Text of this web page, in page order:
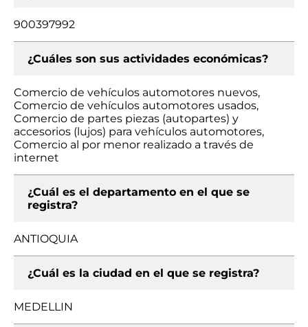
900397992
¿Cuáles son sus actividades económicas?
Comercio de vehículos automotores nuevos,
Comercio de vehículos automotores usados,
Comercio de partes piezas (autopartes) y
accesorios (lujos) para vehículos automotores,
Comercio al por menor realizado a través de
internet
¿Cuál es el departamento en el que se
registra?
ANTIOQUIA
¿Cuál es la ciudad en el que se registra?
MEDELLIN